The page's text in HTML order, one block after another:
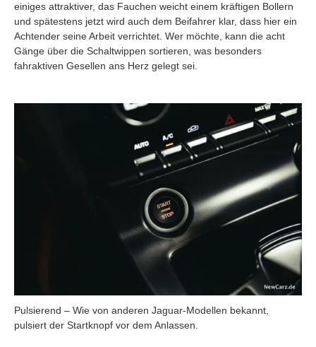
einiges attraktiver, das Fauchen weicht einem kräftigen Bollern
und spätestens jetzt wird auch dem Beifahrer klar, dass hier ein
Achtender seine Arbeit verrichtet. Wer möchte, kann die acht
Gänge über die Schaltwippen sortieren, was besonders
fahraktiven Gesellen ans Herz gelegt sei.
Pulsierend – Wie von anderen Jaguar-Modellen bekannt,
pulsiert der Startknopf vor dem Anlassen.